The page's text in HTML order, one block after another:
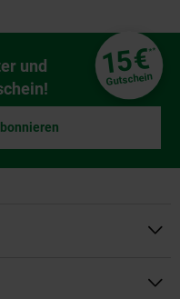
und
15€**
Gutschein